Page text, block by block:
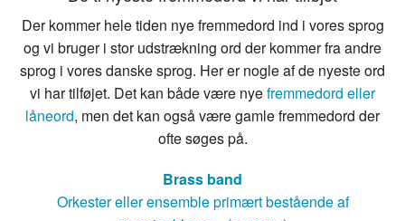
Der kommer hele tiden nye fremmedord ind i vores sprog
og vi bruger i stor udstrækning ord der kommer fra andre
sprog i vores danske sprog. Her er nogle af de nyeste ord
vi har tilføjet. Det kan både være nyefremmedord eller
låneord, men det kan også være gamle fremmedord der
ofte søges på.
Brass band
Orkester eller ensemble primært bestående af